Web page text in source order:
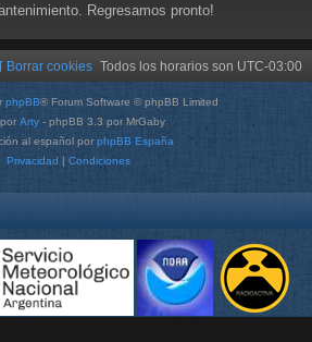
Regresamos pronto!
Todos los horarios son UTC-03:00
Borrar cookies
phpBB® Forum Software © phpBB Limited
Arty - phpBB 3.3 por MrGaby
al español por phpBB España
Privacidad | Condiciones